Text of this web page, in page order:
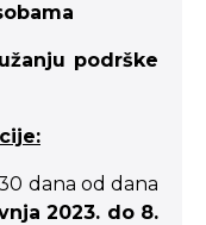
podrške
dana od dana
2023. do 8.